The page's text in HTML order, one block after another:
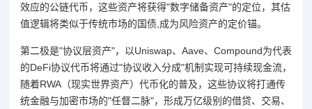
效应的公链代币，这些资产将获得"数字储备资产"的定位，其估
值逻辑将类似于传统市场的国债,成为风险资产的定价锚。
第二极是"协议层资产"，以Uniswap、Aave、Compound为代表
的DeFi协议代币将通过"协议收入分成"机制实现可持续现金流，
随着RWA（现实世界资产）代币化的普及，这些协议将打通传
统金融与加密市场的"任督二脉"，形成万亿级别的借贷、交易、